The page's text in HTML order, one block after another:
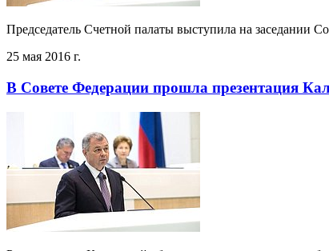
Председатель Счетной палаты выступила на заседании
25 мая 2016 г.
В Совете Федерации прошла презентация